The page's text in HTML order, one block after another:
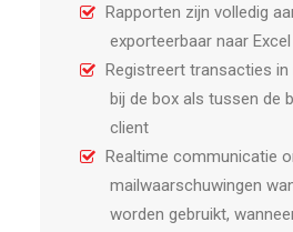
Rapporten zijn volledig
exporteerbaar naar
Registreert transacties
bij de box als tussen de
client
Realtime communicatie
mailwaarschuwingen
worden gebruikt,